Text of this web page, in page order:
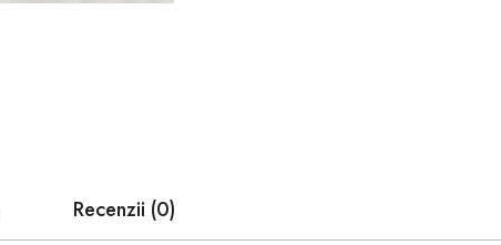
Recenzii (0)